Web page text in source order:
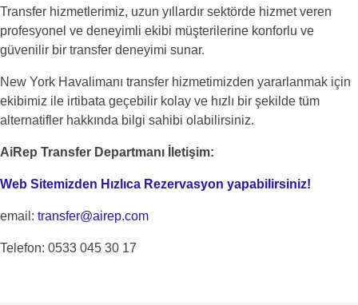
Transfer hizmetlerimiz, uzun yıllardır sektörde hizmet veren
profesyonel ve deneyimli ekibi müşterilerine konforlu ve
güvenilir bir transfer deneyimi sunar.
New York Havalimanı transfer hizmetimizden yararlanmak için
ekibimiz ile irtibata geçebilir kolay ve hızlı bir şekilde tüm
alternatifler hakkında bilgi sahibi olabilirsiniz.
AiRep Transfer Departmanı İletişim:
Web Sitemizden Hızlıca Rezervasyon yapabilirsiniz!
email: transfer@airep.com
Telefon: 0533 045 30 17